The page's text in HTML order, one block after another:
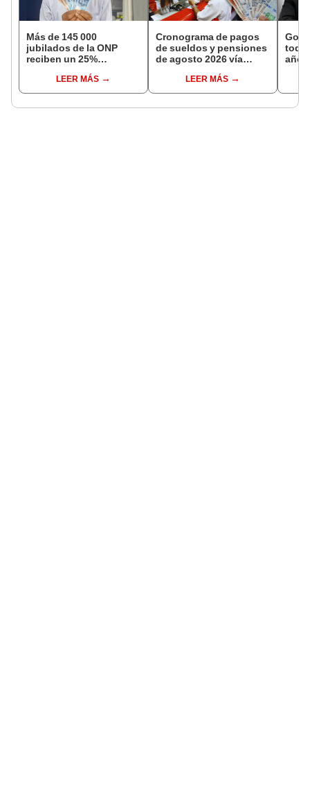
Más de 145 000
jubilados de la ONP
reciben un 25%
en agostoLEER MÁS
Cronograma de pagos
de sueldos y pensiones
de agosto 2026 vía
conoce las fechas de
depósito
LEER MÁS
año